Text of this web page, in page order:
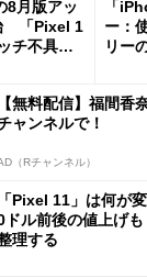
月版アッ
「Pixel 1
チ不具合
「
ー：
リー
【無料配信】福間香
ャンネルで！
（Rチャンネル）
「Pixel 11」は何が
ドル前後の値上げ
理する